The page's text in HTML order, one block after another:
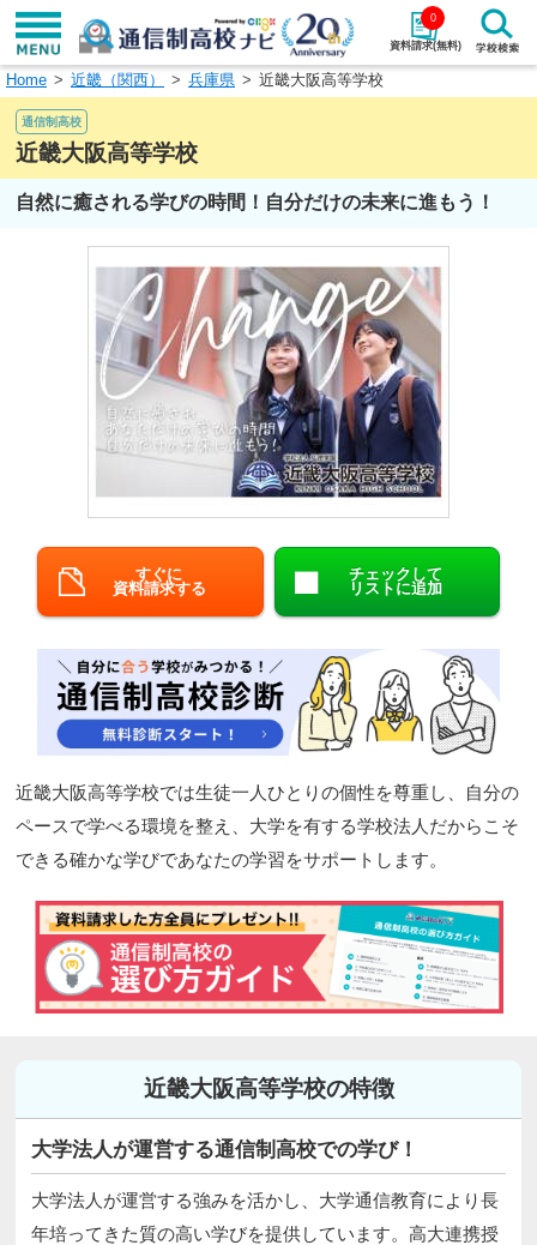
資料請求(無料)
0
学校名で探す
エリアから探す 特徴から探す
エリアを選択して探す
北海道・東北
北陸・甲信越
中国
九州・沖縄
閉じる
Home 近畿（関西） 兵庫県 近畿大阪高等学校
通信制高校
近畿大阪高等学校
自然に癒される学びの時間！自分だけの未来に進もう！
すぐに
資料請求する
チェックして
リストに追加
近畿大阪高等学校では生徒一人ひとりの個性を尊重し、自分の
ペースで学べる環境を整え、大学を有する学校法人だからこそ
できる確かな学びであなたの学習をサポートします。
近畿大阪高等学校の特徴
大学法人が運営する通信制高校での学び！
大学法人が運営する強みを活かし、大学通信教育により長
年培ってきた質の高い学びを提供しています。高大連携授